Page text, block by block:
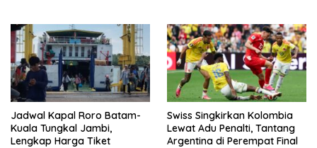
Jadwal Kapal Roro Batam-
Kuala Tungkal Jambi,
Lengkap Harga Tiket
Swiss Singkirkan Kolombia
Lewat Adu Penalti, Tantang
Argentina di Perempat Final